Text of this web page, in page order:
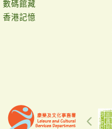
數碼館藏
香港記憶